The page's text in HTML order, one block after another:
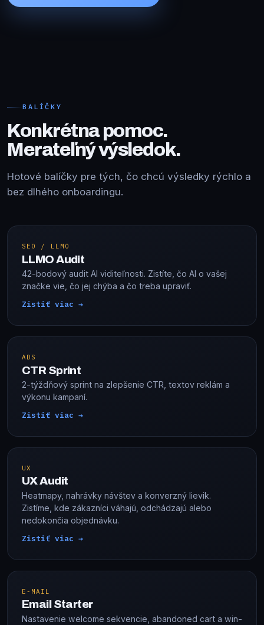
BALÍČKY
Konkrétna pomoc.
Merateľný výsledok.
Hotové balíčky pre tých, čo chcú výsledky rýchlo a
bez dlhého onboardingu.
SEO / LLMO
LLMO Audit
42-bodový audit AI viditeľnosti. Zistíte, čo AI o vašej
značke vie, čo jej chýba a čo treba upraviť.
Zistiť viac →
ADS
CTR Sprint
2-týždňový sprint na zlepšenie CTR, textov reklám a
výkonu kampaní.
Zistiť viac →
UX
UX Audit
Heatmapy, nahrávky návštev a konverzný lievik.
Zistíme, kde zákazníci váhajú, odchádzajú alebo
nedokončia objednávku.
Zistiť viac →
E-MAIL
Email Starter
Nastavenie welcome sekvencie, abandoned cart a win-